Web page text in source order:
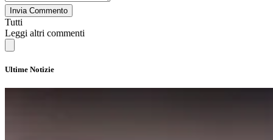
Invia Commento
Tutti
Leggi altri commenti
Ultime Notizie